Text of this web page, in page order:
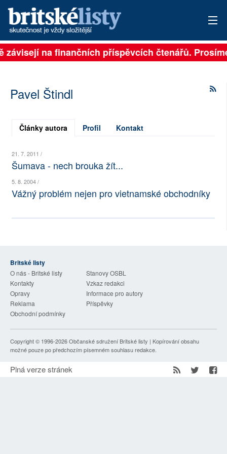
PŘIHLÁSIT
ARCHIV
ROZHOVORY
NEJČTENĚJŠÍ ZA 7 DNÍ
AUTOŘI
RUBRIKY
PLNÁ VERZE STRÁNEK
závisejí na finančních příspěvcích čtenářů.
Pavel Štindl
Články autora Profil Kontakt
21. 7. 2011 /
Šumava - nech brouka žít...
5. 8. 2004 /
Vážný problém nejen pro vietnamské obchodníky
Britské listy
O nás - Britské listy
Stanovy OSBL
Kontakty
Vzkaz redakci
Opravy
Informace pro autory
Reklama
Příspěvky
Obchodní podmínky
Copyright © 1996-2026Občanské sdružení Britské listy | Kopírování obsahu
možné pouze po předchozím písemném souhlasu redakce.
Plná verze stránek